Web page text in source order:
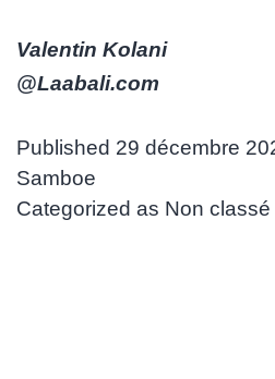
Valentin Kolani
@Laabali.com
Published 29 décembre
Samboe
Categorized as Non classé